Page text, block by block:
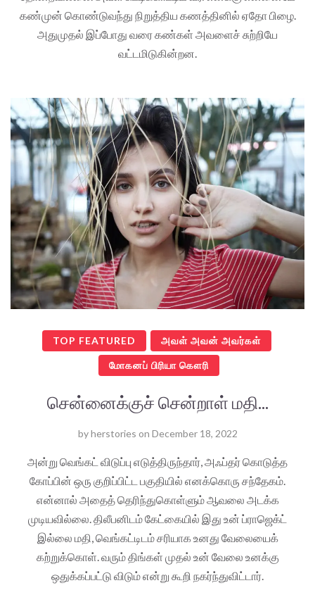
கண்முன் கொண்டுவந்து நிறுத்திய கணத்தினில் ஏதோ பிழை.
அதுமுதல் இப்போது வரை கண்கள் அவளைச் சுற்றியே
வட்டமிடுகின்றன.
TOP FEATURED அவள் அவன் அவர்கள்
மோகனப் பிரியா கௌரி
சென்னைக்குச் சென்றாள் மதி...
byherstories on December 18, 2022
அன்று வெங்கட் விடுப்பு எடுத்திருந்தார், அஃப்தர் கொடுத்த
கோப்பின் ஒரு குறிப்பிட்ட பகுதியில் எனக்கொரு சந்தேகம்.
என்னால் அதைத் தெரிந்துகொள்ளும் ஆவலை அடக்க
முடியவில்லை. திலீபனிடம் கேட்கையில் இது உன் ப்ராஜெக்ட்
இல்லை மதி, வெங்கட்டிடம் சரியாக உனது வேலையைக்
கற்றுக்கொள். வரும் திங்கள் முதல் உன் வேலை உனக்கு
ஒதுக்கப்பட்டு விடும் என்று கூறி நகர்ந்துவிட்டார்.